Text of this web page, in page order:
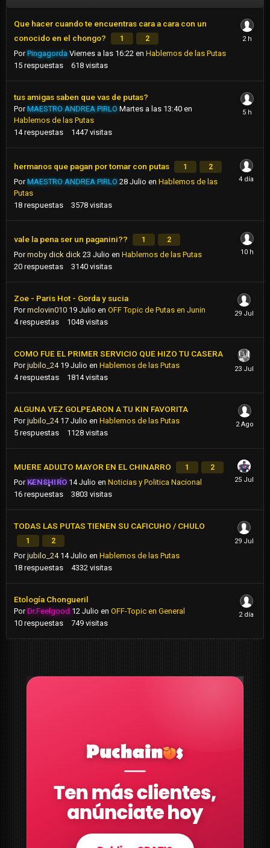
Que hacer cuando te encuentras cara a cara con un
conocido en el chongo?
1 2
PorPingagorda Viernes a las 16:22 en Hablemos de las Putas
15 respuestas 618 visitas
tus amigas saben que vas de putas?
PorMAESTRO ANDREA PIRLO Martes a las 13:40 en
Hablemos de las Putas
14 respuestas 1447 visitas
hermanos que pagan por tomar con putas 1 2
PorMAESTRO ANDREA PIRLO 28 Julio en Hablemos de las
Putas
18 respuestas 3578 visitas
vale la pena ser un paganini?? 1 2
Pormoby dick dick 23 Julio en Hablemos de las Putas
20 respuestas 3140 visitas
Zoe - Paris Hot - Gorda y sucia
Pormclovin010 19 Julio en OFF Topic de Putas en Junin
4 respuestas 1048 visitas
COMO FUE EL PRIMER SERVICIO QUE HIZO TU CASERA
Porjubilo_24 19 Julio en Hablemos de las Putas
4 respuestas 1814 visitas
ALGUNA VEZ GOLPEARON A TU KIN FAVORITA
Porjubilo_24 17 Julio en Hablemos de las Putas
5 respuestas 1128 visitas
MUERE ADULTO MAYOR EN EL CHINARRO 1 2
Por KENSHIRO 14 Julio enNoticias y Politica Nacional
16 respuestas 3803 visitas
TODAS LAS PUTAS TIENEN SU CAFICUHO / CHULO
1 2
Porjubilo_24 14 Julio en Hablemos de las Putas
18 respuestas 4332 visitas
Etología Chongueril
PorDr.Feelgood 12 Julio en OFF-Topic en General
10 respuestas 749 visitas